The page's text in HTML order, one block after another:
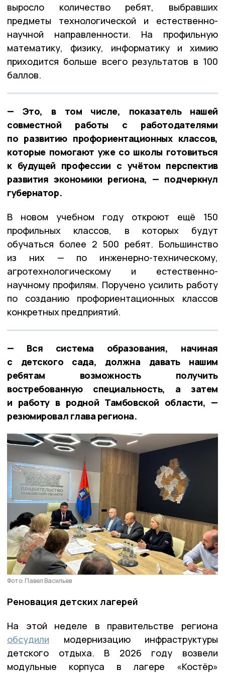
выросло количество ребят, выбравших
предметы технологической и естественно-
научной направленности. На профильную
математику, физику, информатику и химию
приходится больше всего результатов в 100
баллов.
— Это, в том числе, показатель нашей
совместной работы с работодателями
по развитию профориентационных классов,
которые помогают уже со школы готовиться
к будущей профессии с учётом перспектив
развития экономики региона, — подчеркнул
губернатор.
В новом учебном году откроют ещё 150
профильных классов, в которых будут
обучаться более 2 500 ребят. Большинство
из них — по инженерно-техническому,
агротехнологическому и естественно-
научному профилям. Поручено усилить работу
по созданию профориентационных классов
конкретных предприятий.
— Вся система образования, начиная
с детского сада, должна давать нашим
ребятам возможность получить
востребованную специальность, а затем
и работу в родной Тамбовской области, —
резюмировал глава региона.
Фото: Павел Васильев
Реновация детских лагерей
На этой неделе в правительстве региона
обсудили модернизацию инфраструктуры
детского отдыха. В 2026 году возвели
модульные корпуса в лагере «Костёр»